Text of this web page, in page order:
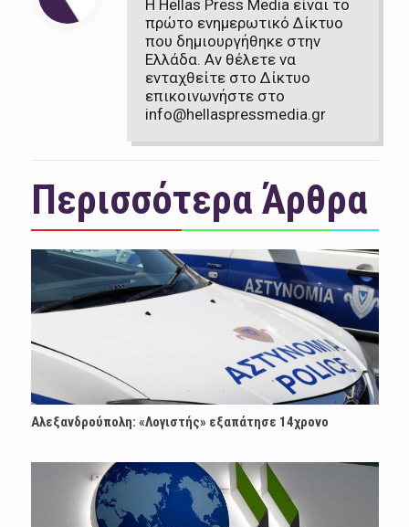
Η Hellas Press Media είναι το
πρώτο ενημερωτικό Δίκτυο
που δημιουργήθηκε στην
Ελλάδα. Αν θέλετε να
ενταχθείτε στο Δίκτυο
επικοινωνήστε στο
info@hellaspressmedia.gr
Περισσότερα Άρθρα
Αλεξανδρούπολη: «Λογιστής» εξαπάτησε 14χρονο